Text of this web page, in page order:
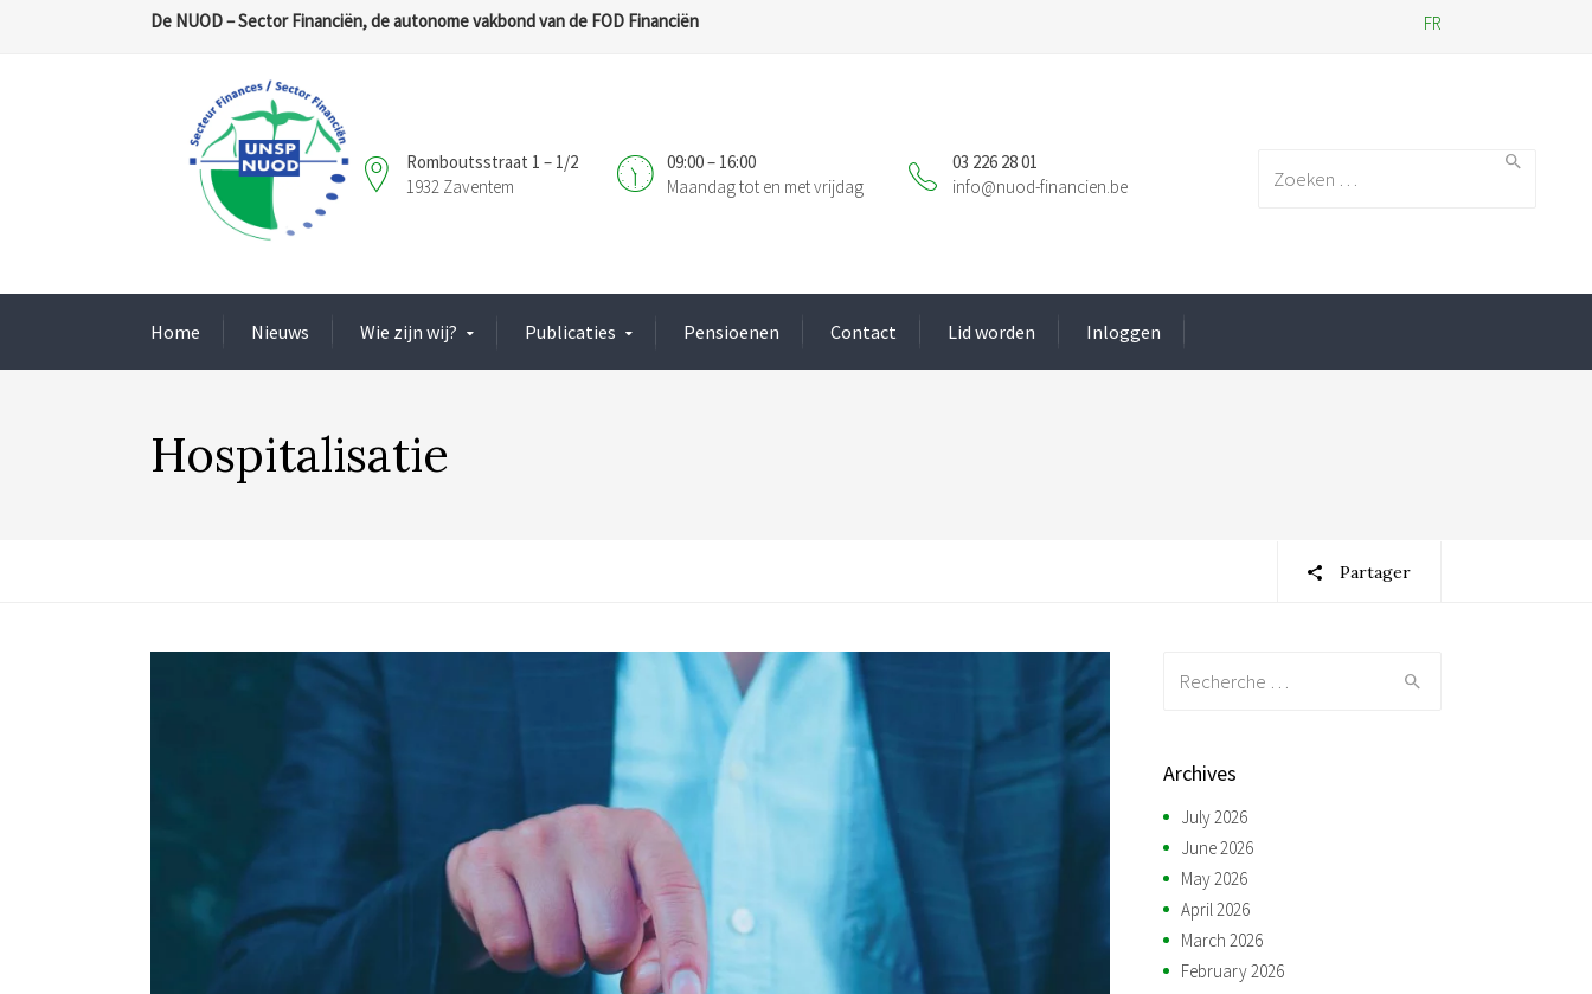
De NUOD – Sector Financiën, de autonome vakbond van de FOD Financiën FR
03 226 28 01
info@nuod-financien.be
09:00 – 16:00
Maandag tot en met vrijdag
Romboutsstraat 1 – 1/2
1932 Zaventem
Home Nieuws Wie zijn wij? Publicaties Pensioenen Contact Lid worden Inloggen
Hospitalisatie
Partager
Archives
July 2026
June 2026
May 2026
April 2026
March 2026
February 2026